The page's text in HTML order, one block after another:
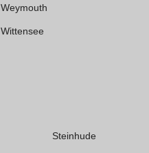
Weymouth
Wittensee
Steinhude